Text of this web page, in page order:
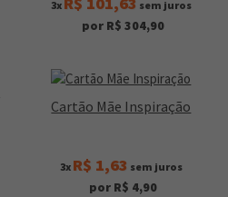
3x sem juros
por R$ 304,90
Cartão Mãe Inspiração
3x R$ 1,63 sem juros
por R$ 4,90